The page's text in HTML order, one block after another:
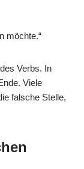
möchte.“
Verbs. In
Viele
falsche Stelle,